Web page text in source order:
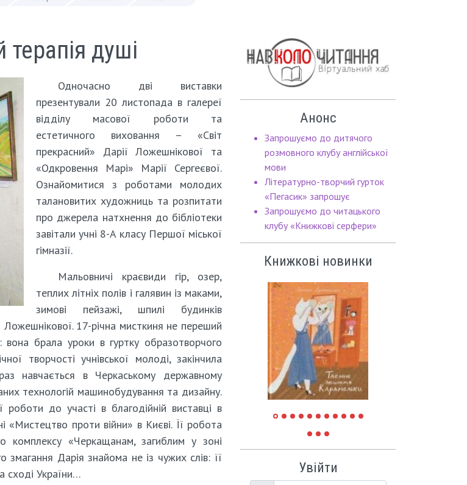
душі
Одночасно дві виставки
презентували 20 листопада в галереї
відділу масової роботи та
естетичного виховання – «Світ
прекрасний» Дарії Ложешнікової та
«Одкровення Марі» Марії Сергеєвої.
Ознайомитися з роботами молодих
талановитих художниць та розпитати
про джерела натхнення до бібліотеки
завітали учні 8-А класу Першої міської
гімназії.
Мальовничі краєвиди гір, озер,
теплих літніх полів і галявин із маками,
зимові пейзажі, шпилі будинків
17-річна мисткиня не переший
брала уроки в гуртку образотворчого
творчості учнівської молоді, закінчила
навчається в Черкаському державному
технологій машинобудування та дизайну.
роботи до участі в благодійній виставці в
«Мистецтво проти війни» в Києві. Її робота
комплексу «Черкащанам, загиблим у зоні
Дарія знайома не із чужих слів: її
сході України…
Анонс
Запрошуємо до дитячого
розмовного клубу англійської
мови
Літературно-творчий гурток
«Пегасик» запрошує
Запрошуємо до читацького
клубу «Книжкові серфери»
Книжкові новинки
Увійти